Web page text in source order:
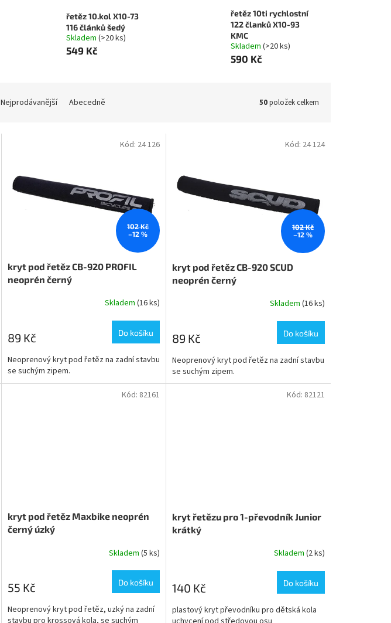
řetěz 10.kol X10-73
116 článků šedý
Skladem (>20 ks)
549 Kč
řetěz 10ti rychlostní
122 članků X10-93
KMC
Skladem (>20 ks)
590 Kč
Nejprodávanější Abecedně 50položek celkem
102 Kč
–12 %
kryt pod řetěz CB-920 PROFIL
neoprén černý
Skladem (16 ks)
89 Kč Do košíku
Neoprenový kryt pod řetěz na zadní stavbu
se suchým zipem.
Kód: 24 126
102 Kč
–12 %
kryt pod řetěz CB-920 SCUD
neoprén černý
Skladem (16 ks)
89 Kč Do košíku
Neoprenový kryt pod řetěz na zadní stavbu
se suchým zipem.
Kód: 24 124
kryt pod řetěz Maxbike neoprén
černý úzký
Skladem (5 ks)
55 Kč Do košíku
Neoprenový kryt pod řetěz, uzký na zadní
Kód: 82161
kryt řetězu pro 1-převodník Junior
krátký
Skladem (2 ks)
140 Kč Do košíku
plastový kryt převodníku pro dětská kola
Kód: 82121